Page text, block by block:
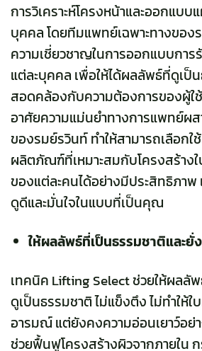
การวิเคราะห์โครงหน้าและออกแบบ
บุคคล โดยทีมแพทย์เฉพาะทางขอ
ความเชี่ยวชาญในการออกแบบการ
แต่ละบุคคล เพื่อให้ได้ผลลัพธ์ที่ดูเป็
สอดคล้องกับความต้องการของผู้ใ
อาศัยความแม่นยำทางการแพทย์ผ
ของรมย์รวินท์ ทำให้สามารถเลือกใ
ผลิตภัณฑ์ที่เหมาะสมกับโครงสร้าง
ของแต่ละคนได้อย่างมีประสิทธิภา
ดูดีและมั่นใจในแบบที่เป็นคุณ
ให้ผลลัพธ์ที่เป็นธรรมชาติและยั่
เทคนิค Lifting Select ช่วยให้ผลลั
ดูเป็นธรรมชาติ ไม่แข็งตึง ไม่ทำให้ใ
อารมณ์ แต่ยังคงความอ่อนเยาว์อ
ช่วยฟื้นฟูโครงสร้างผิวจากภายใน